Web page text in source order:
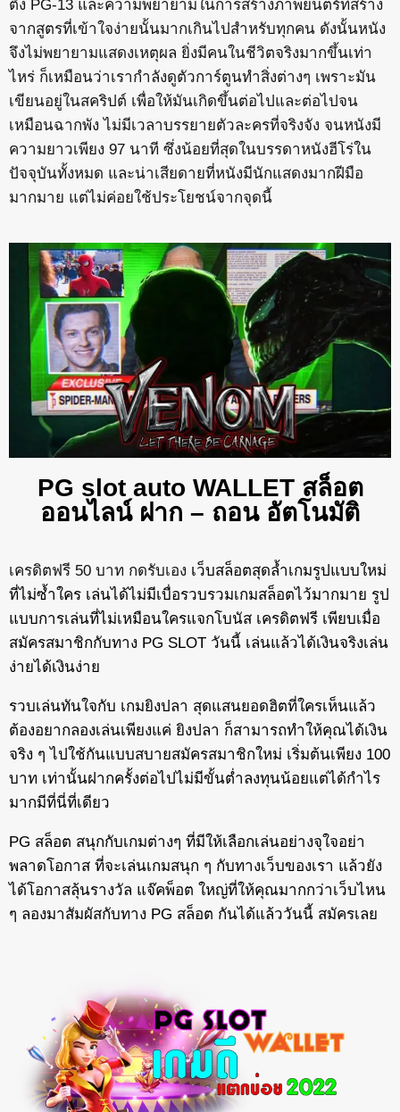
ติ้ง PG-13 และความพยายามในการสร้างภาพยนตร์ที่สร้าง
จากสูตรที่เข้าใจง่ายนั้นมากเกินไปสำหรับทุกคน ดังนั้นหนัง
จึงไม่พยายามแสดงเหตุผล ยิ่งมีคนในชีวิตจริงมากขึ้นเท่า
ไหร่ ก็เหมือนว่าเรากำลังดูตัวการ์ตูนทำสิ่งต่างๆ เพราะมัน
เขียนอยู่ในสคริปต์ เพื่อให้มันเกิดขึ้นต่อไปและต่อไปจน
เหมือนฉากพัง ไม่มีเวลาบรรยายตัวละครที่จริงจัง จนหนังมี
ความยาวเพียง 97 นาที ซึ่งน้อยที่สุดในบรรดาหนังฮีโร่ใน
ปัจจุบันทั้งหมด และน่าเสียดายที่หนังมีนักแสดงมากฝีมือ
มากมาย แต่ไม่ค่อยใช้ประโยชน์จากจุดนี้
PG slot auto WALLET สล็อต
ออนไลน์ ฝาก – ถอน อัตโนมัติ
เครดิตฟรี 50 บาท กดรับเอง เว็บสล็อตสุดล้ำเกมรูปแบบใหม่
ที่ไม่ซ้ำใคร เล่นได้ไม่มีเบื่อรวบรวมเกมสล็อตไว้มากมาย รูป
แบบการเล่นที่ไม่เหมือนใครแจกโบนัส เครดิตฟรี เพียบเมื่อ
สมัครสมาชิกกับทาง PG SLOT วันนี้ เล่นแล้วได้เงินจริงเล่น
ง่ายได้เงินง่าย
รวบเล่นทันใจกับ เกมยิงปลา สุดแสนยอดฮิตที่ใครเห็นแล้ว
ต้องอยากลองเล่นเพียงแค่ ยิงปลา ก็สามารถทำให้คุณได้เงิน
จริง ๆ ไปใช้กันแบบสบายสมัครสมาชิกใหม่ เริ่มต้นเพียง 100
บาท เท่านั้นฝากครั้งต่อไปไม่มีขั้นต่ำลงทุนน้อยแต่ได้กำไร
มากมีที่นี่ที่เดียว
PG สล็อต สนุกกับเกมต่างๆ ที่มีให้เลือกเล่นอย่างจุใจอย่า
พลาดโอกาส ที่จะเล่นเกมสนุก ๆ กับทางเว็บของเรา แล้วยัง
ได้โอกาสลุ้นรางวัล แจ๊คพ็อต ใหญ่ที่ให้คุณมากกว่าเว็บไหน
ๆ ลองมาสัมผัสกับทาง PG สล็อต กันได้แล้ววันนี้ สมัครเลย